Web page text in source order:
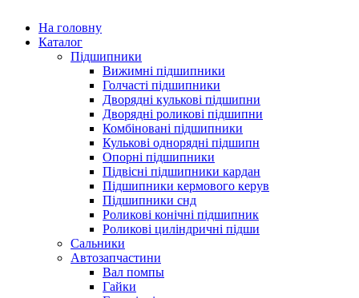
На головну
Каталог
Підшипники
Вижимні підшипники
Голчасті підшипники
Дворядні кулькові підшипни
Дворядні роликові підшипни
Комбіновані підшипники
Кулькові однорядні підшипн
Опорні підшипники
Підвісні підшипники кардан
Підшипники кермового керув
Підшипники снд
Роликові конічні підшипник
Роликові циліндричні підши
Сальники
Автозапчастини
Вал помпы
Гайки